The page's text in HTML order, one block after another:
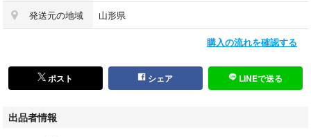
発送元の地域 山形県
購入の流れを確認する
ポスト シェア LINEで送る
出品者情報